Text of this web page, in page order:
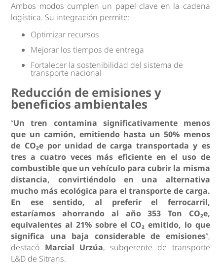
Ambos modos cumplen un papel clave en la cadena
logística. Su integración permite:
Optimizar recursos
Mejorar los tiempos de entrega
Fortalecer la sostenibilidad del sistema de
transporte nacional
Reducción de emisiones y
beneficios ambientales
“Un tren contamina significativamente menos
que un camión, emitiendo hasta un 50% menos
de CO₂e por unidad de carga transportada y es
tres a cuatro veces más eficiente en el uso de
combustible que un vehículo para cubrir la misma
distancia, convirtiéndolo en una alternativa
mucho más ecológica para el transporte de carga.
En ese sentido, al preferir el ferrocarril,
estaríamos ahorrando al año 353 Ton CO₂e,
equivalentes al 21% sobre el CO₂ emitido, lo que
significa una baja considerable de emisiones”,
destacó Marcial Urzúa, subgerente de transporte
L&D de Sitrans.